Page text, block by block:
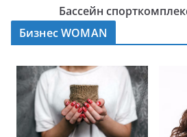
Бассейн
Бизнес WOMAN